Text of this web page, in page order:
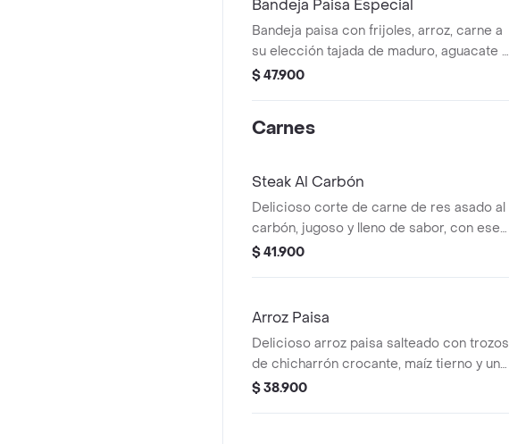
Bandeja Paisa Especial
Bandeja paisa con frijoles, arroz, carne a
su elección tajada de maduro, aguacate y
arepa.
$ 47.900
Carnes
Steak Al Carbón
Delicioso corte de carne de res asado al
carbón, jugoso y lleno de sabor, con ese
toque ahumado característico. servido
ensalada fresca con lechuga, tomate y
en su máxima expresión!
$ 41.900
Arroz Paisa
Delicioso arroz paisa salteado con trozos
de chicharrón crocante, maíz tierno y un
toque de sabor criollo. acompañado de
$ 38.900